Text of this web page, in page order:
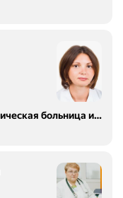
Кузбасская областная детская клиническая больница имени Ю. А. Атаманова